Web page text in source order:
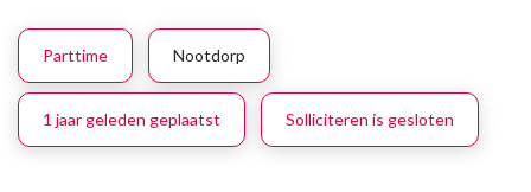
Parttime Nootdorp
1 jaar geleden geplaatst Solliciteren is gesloten